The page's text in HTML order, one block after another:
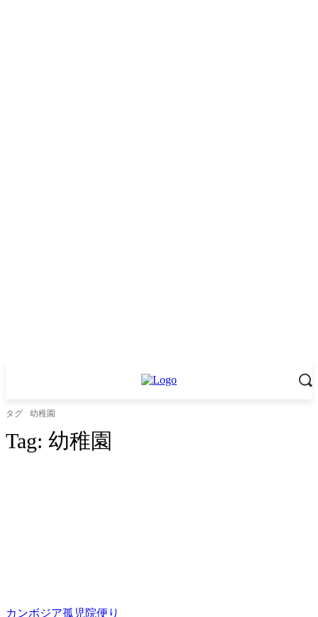
タグ 幼稚園
Tag: 幼稚園
カンボジア孤児院便り